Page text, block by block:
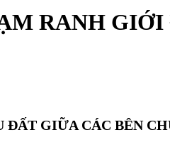
RANH
GIỮA CÁC BÊN